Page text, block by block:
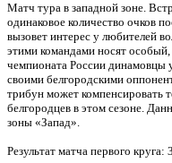
Матч тура в западной зоне.
одинаковое количество очков
вызовет интерес у любителей
этими командами носят
чемпионата России динамовцы
своими белгородскими
трибун может компенсировать
белгородцев в этом сезоне.
зоны «Запад».
Результат матча первого круга: